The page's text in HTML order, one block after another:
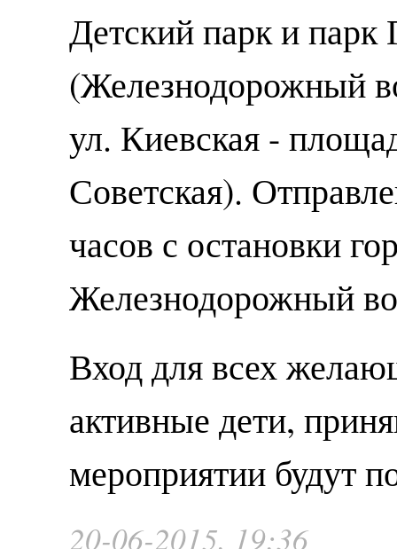
Детский парк и парк
(Железнодорожный
ул. Киевская -
Советская).
часов с остановки
Железнодорожный
Вход для всех
активные дети,
мероприятии будут
20-06-2015, 19:36